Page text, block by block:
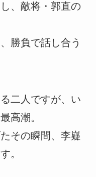
、敵将・郭直の
勝負で話し合う
二人ですが、い
高潮。
その瞬間、李嶷
。